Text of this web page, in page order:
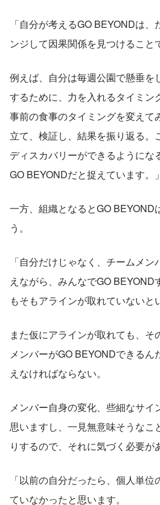
「自分が考えるGO BEYONDは
ンジして因果関係を見つけること
例えば、自分は毎週公園で懸垂を
するために、力を入れるタイミン
事前の食事のタイミングを変えて
立て、検証し、結果を振り返る。
ディスカバリーができるようにな
GO BEYONDだと捉えています。」
一方、組織となるとGO BEYOND
う。
「自分だけじゃなく、チームメ
えながら、みんなでGO
もそもアラインが取れていないと
また仮にアラインが取れても、
メンバーがGO BEYONDできる
えなければならない。
メンバー自身の変化、些細なサイ
思いますし、一見無意味そうなこ
りするので、それに気づく必要が
「以前の自分だったら、個人単位
ていなかったと思います。